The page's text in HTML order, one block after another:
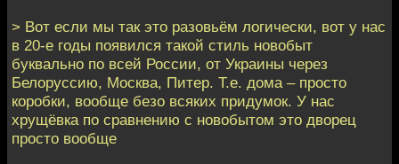
> Вот если мы так это разовьём логически, вот у нас
в 20-е годы появился такой стиль новобыт
буквально по всей России, от Украины через
Белоруссию, Москва, Питер. Т.е. дома – просто
коробки, вообще безо всяких придумок. У нас
хрущёвка по сравнению с новобытом это дворец
просто вообще